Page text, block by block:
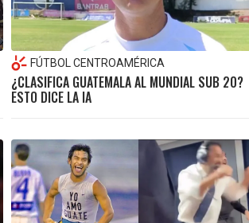
FÚTBOL CENTROAMÉRICA
¿CLASIFICA GUATEMALA AL MUNDIAL SUB 20?
ESTO DICE LA IA